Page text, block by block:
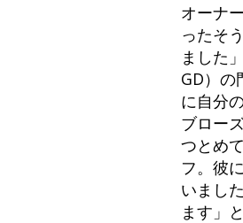
オーナ
ったそ
ました
GD）の
に自分
ブロー
つとめ
フ。彼
いまし
ます」